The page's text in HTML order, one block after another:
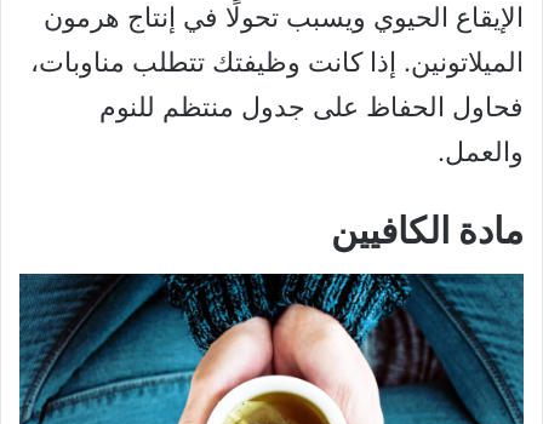
الإيقاع الحيوي ويسبب تحولًا في إنتاج هرمون
الميلاتونين. إذا كانت وظيفتك تتطلب مناوبات،
فحاول الحفاظ على جدول منتظم للنوم
والعمل.
مادة الكافيين